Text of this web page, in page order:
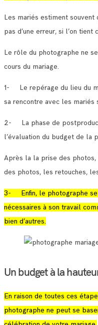
Les mariés estiment souvent
pas d’une erreur, si l’on
Le rôle du photographe ne
cours du mariage.
1- Le repérage du lieu du
sa rencontre avec les mariés
2- La phase de
l’évaluation du budget de la
Après la la prise des
des photos, les retouches,
3- Enfin, le photographe se
nécessaires à son travail
bien d’autres.
Un budget à la
En raison de toutes ces
photographe ne peut se